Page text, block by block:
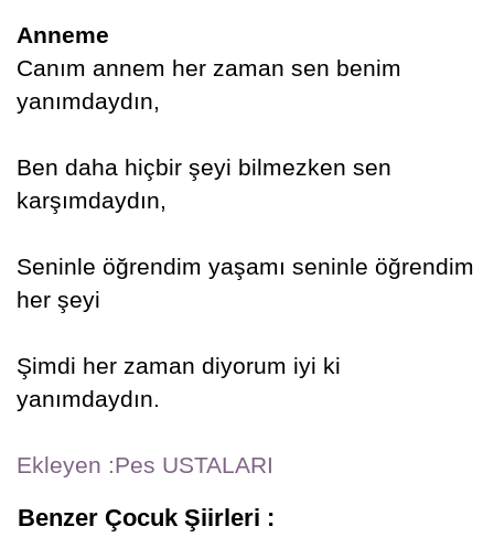
Anneme
Canım annem her zaman sen benim
yanımdaydın,
Ben daha hiçbir şeyi bilmezken sen
karşımdaydın,
Seninle öğrendim yaşamı seninle öğrendim
her şeyi
Şimdi her zaman diyorum iyi ki
yanımdaydın.
Ekleyen :Pes USTALARI
Benzer Çocuk Şiirleri :